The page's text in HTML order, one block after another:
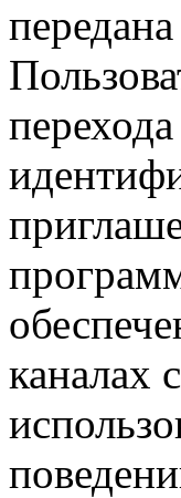
каналах